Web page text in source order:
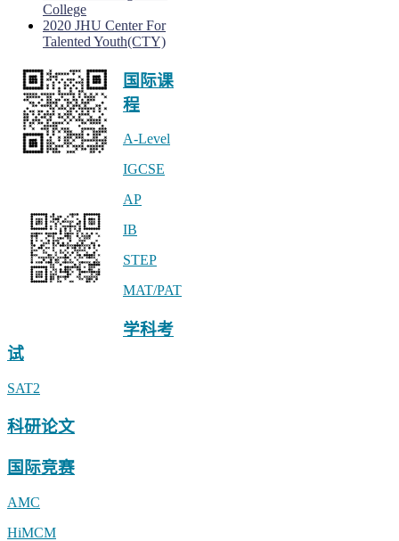
College
2020 JHU Center For
Talented Youth(CTY)
国际课
程
A-Level
IGCSE
AP
IB
STEP
MAT/PAT
学科考
试
SAT2
科研论文
国际竞赛
AMC
HiMCM